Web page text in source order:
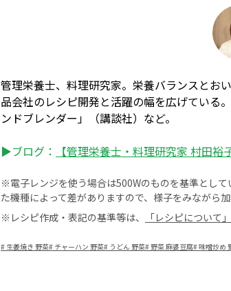
管理栄養士、料理研究家。栄養バランスとお
品会社のレシピ開発と活躍の幅を広げている
ンドブレンダー」（講談社）など。
▶ブログ：
【管理栄養士・料理研究家 村田
※電子レンジを使う場合は500Wのものを基準とし
た機種によって差がありますので、様子をみながら加
※レシピ作成・表記の基準等は、
「レシピについて」
# 生姜焼き 野菜# チャーハン 野菜# うどん 野菜# 野菜 麻婆豆腐#味噌炒め